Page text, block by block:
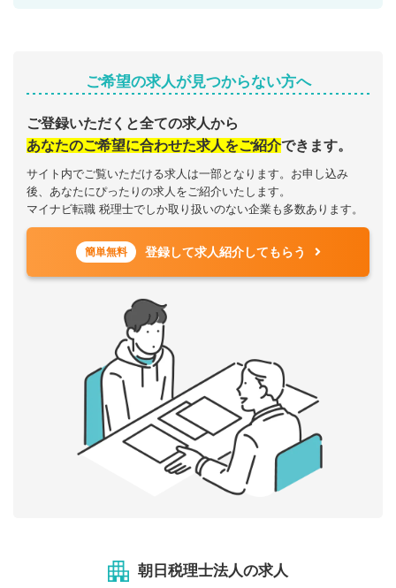
ご希望の求人が見つからない方へ
ご登録いただくと全ての求人から
あなたのご希望に合わせた求人をご紹介できます。
サイト内でご覧いただける求人は一部となります。お申し込み
後、あなたにぴったりの求人をご紹介いたします。
マイナビ転職 税理士でしか取り扱いのない企業も多数あります。
簡単無料 登録して求人紹介してもらう
朝日税理士法人の求人